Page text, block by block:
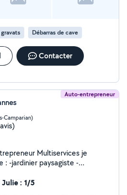
Débarras de cave
Contacter
Auto-entrepreneur
Camparian)
Multiservices je
-jardinier paysagiste -
-isolation -possible
de guêpes frelons Et d'autres
: 1/5